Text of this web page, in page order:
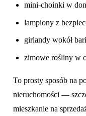
mini-choinki w
lampiony z
girlandy wokół
zimowe rośliny w
To prosty sposób na
nieruchomości —
mieszkanie na